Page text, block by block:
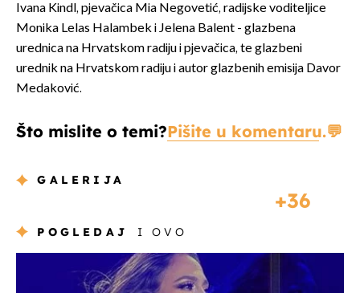
Ivana Kindl, pjevačica Mia Negovetić, radijske voditeljice
Monika Lelas Halambek i Jelena Balent - glazbena
urednica na Hrvatskom radiju i pjevačica, te glazbeni
urednik na Hrvatskom radiju i autor glazbenih emisija Davor
Medaković.
Što mislite o temi?Pišite u komentaru.
GALERIJA
36
POGLEDAJ I OVO